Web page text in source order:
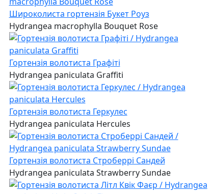
Широколиста гортензія Букет Роуз
Hydrangea macrophylla Bouquet Rose
Гортензія волотиста Графіті
Hydrangea paniculata Graffiti
Гортензія волотиста Геркулес
Hydrangea paniculata Hercules
Гортензія волотиста Строберрі Сандей
Hydrangea paniculata Strawberry Sundae